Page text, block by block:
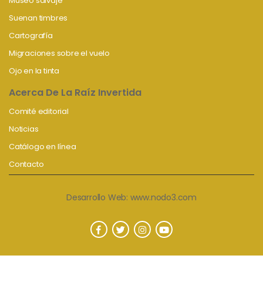
Suenan timbres
Cartografía
Migraciones sobre el vuelo
Ojo en la tinta
Acerca De La Raíz Invertida
Comité editorial
Noticias
Catálogo en línea
Contacto
Desarrollo Web: www.nodo3.com